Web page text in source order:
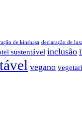
de kinshasa declaração de
sustentável inclusão
vegano